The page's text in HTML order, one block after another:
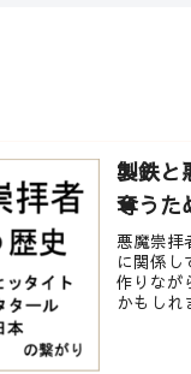
製鉄と
奪うた
悪魔崇拝
に関係し
作りなが
かもしれ